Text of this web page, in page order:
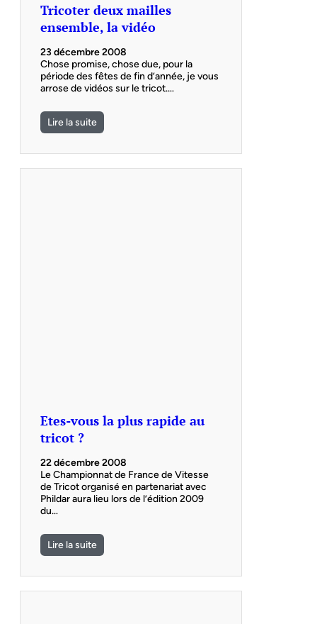
Tricoter deux mailles
ensemble, la vidéo
23 décembre 2008
Chose promise, chose due, pour la
période des fêtes de fin d’année, je vous
arrose de vidéos sur le tricot.…
Lire la suite
Etes-vous la plus rapide au
tricot ?
22 décembre 2008
Le Championnat de France de Vitesse
de Tricot organisé en partenariat avec
Phildar aura lieu lors de l’édition 2009
du…
Lire la suite